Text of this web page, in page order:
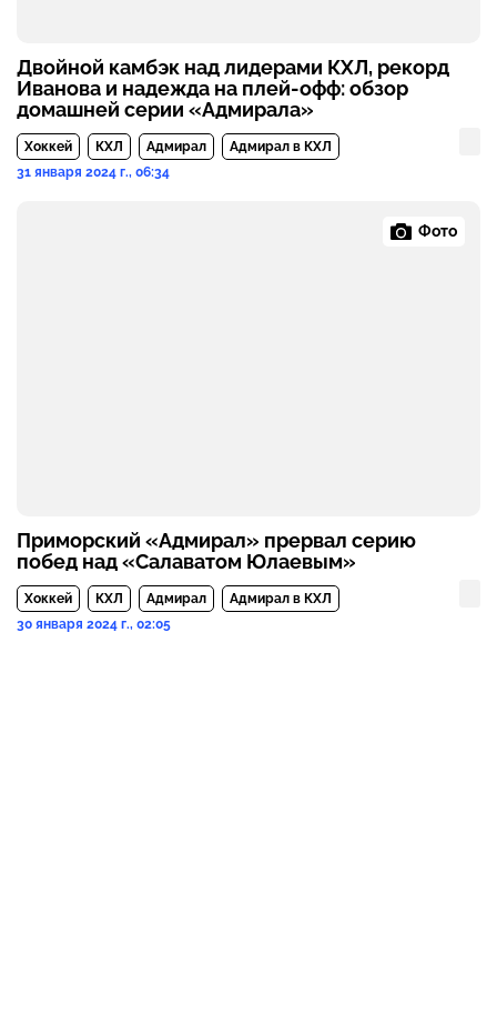
Двойной камбэк над лидерами КХЛ, рекорд
Иванова и надежда на плей-офф: обзор
домашней серии «Адмирала»
Хоккей КХЛ Адмирал
Адмирал в КХЛ
31 января 2024 г., 06:34
Фото
Приморский «Адмирал» прервал серию
побед над «Салаватом Юлаевым»
Хоккей КХЛ Адмирал
Адмирал в КХЛ
30 января 2024 г., 02:05